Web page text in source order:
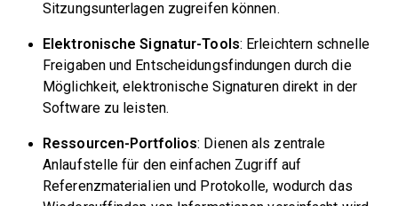
Sitzungsunterlagen zugreifen können.
Elektronische Signatur-Tools: Erleichtern schnelle
Freigaben und Entscheidungsfindungen durch die
Möglichkeit, elektronische Signaturen direkt in der
Software zu leisten.
Ressourcen-Portfolios: Dienen als zentrale
Anlaufstelle für den einfachen Zugriff auf
Referenzmaterialien und Protokolle, wodurch das